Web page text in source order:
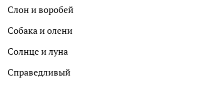
Слон и воробей
Собака и олени
Солнце и луна
Справедливый